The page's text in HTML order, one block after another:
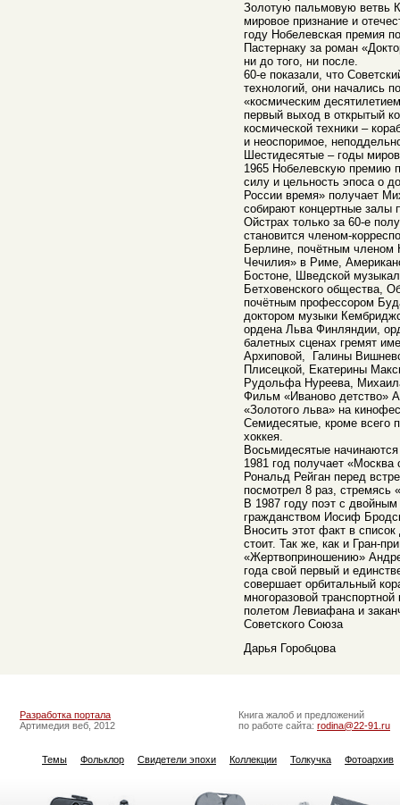
Золотую пальмовую ветвь
мировое признание и
году Нобелевская премия
Пастернаку за роман
ни до того, ни после.
60-е показали, что
технологий, они начались
«космическим
первый выход в открытый
космической техники –
и неоспоримое,
Шестидесятые – годы
1965 Нобелевскую премию
силу и цельность эпоса о
России время» получает
собирают концертные залы
Ойстрах только за 60-е
становится членом-
Берлине, почётным членом
Чечилия» в Риме,
Бостоне, Шведской
Бетховенского общества,
почётным профессором
доктором музыки
ордена Льва Финляндии,
балетных сценах гремят
Архиповой, Галины
Плисецкой, Екатерины
Рудольфа Нуреева,
Фильм «Иваново детство»
«Золотого льва» на
Семидесятые, кроме всего
хоккея.
Восьмидесятые
1981 год получает
Рональд Рейган перед
посмотрел 8 раз, стремясь
В 1987 году поэт с
гражданством Иосиф
Вносить этот факт в
стоит. Так же, как и Гран-
«Жертвоприношению»
года свой первый и
совершает орбитальный
многоразовой
полетом Левиафана и
Советского Союза
Дарья Горобцова
Разработка портала
Артимедия веб, 2012
Книга жалоб и предложений
по работе сайта: rodina@22-91.ru
Темы Фольклор Свидетели эпохи Коллекции Толкучка Фотоархив